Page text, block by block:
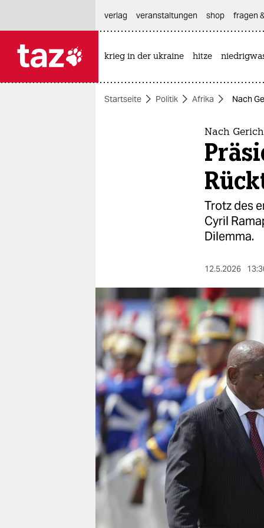
themen
nord
wahrheit
verlag
verlag
veranstaltungen
shop
fragen & hilfe
unterstützen
genossenschaft
verlag
veranstaltungen shop fragen
krieg in der ukraine hitze
Startseite Politik Afrika Nach
Nach
Trotz des
Cyril
Dilemma.
12.5.2026